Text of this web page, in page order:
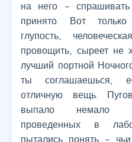
на него –
принято. Вот
глупость,
провощить, сыреет не
лучший портной
ты соглашаешься,
отличную вещь.
выпало немало
проведенных в
пытались понять –